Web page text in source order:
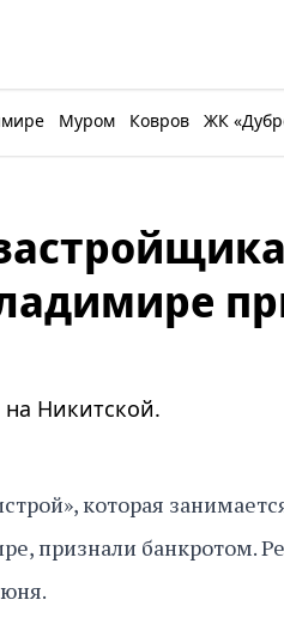
Муром Ковров ЖК
на Никитской.
которая
признали банкротом.